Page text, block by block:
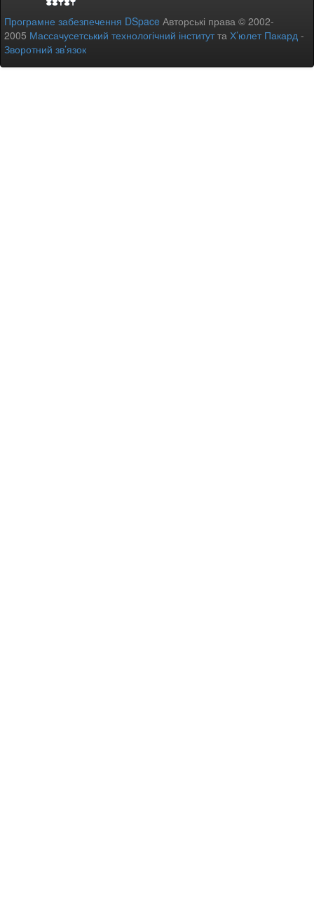
Програмне забезпечення DSpace Авторські права © 2002-
2005 Массачусетський технологічний інститутта Х’юлет Пакард -
Зворотний зв’язок